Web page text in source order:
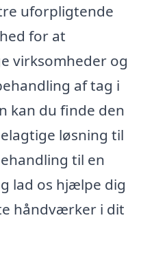
uforpligtende
for at
virksomheder og
af tag i
kan du finde den
løsning til
til en
lad os hjælpe dig
håndværker i dit